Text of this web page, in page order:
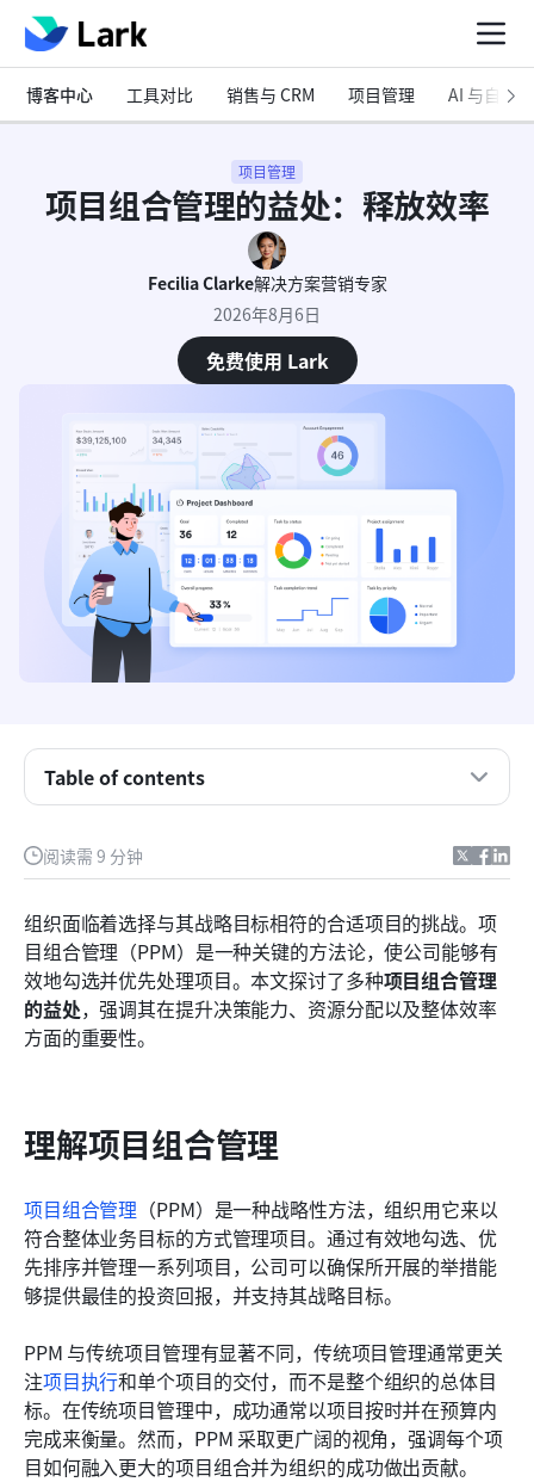
博客中心 工具对比 销售与 CRM 项目管理 AI 与自动化
项目管理
项目组合管理的益处：释放效率
Fecilia Clarke解决方案营销专家
2026年8月6日
免费使用 Lark
阅读需 9 分钟
组织面临着选择与其战略目标相符的合适项目的挑战。项
目组合管理（PPM）是一种关键的方法论，使公司能够有
效地勾选并优先处理项目。本文探讨了多种项目组合管理
的益处，强调其在提升决策能力、资源分配以及整体效率
方面的重要性。
理解项目组合管理
项目组合管理 （PPM）是一种战略性方法，组织用它来以
符合整体业务目标的方式管理项目。通过有效地勾选、优
先排序并管理一系列项目，公司可以确保所开展的举措能
够提供最佳的投资回报，并支持其战略目标。
PPM 与传统项目管理有显著不同，传统项目管理通常更关
注项目执行和单个项目的交付，而不是整个组织的总体目
标。在传统项目管理中，成功通常以项目按时并在预算内
完成来衡量。然而，PPM 采取更广阔的视角，强调每个项
目如何融入更大的项目组合并为组织的成功做出贡献。
Table of contents
理解项目组合管理
项目组合管理的核心优势
关于实施项目组合管理解决方案的见解
Lark 作为项目组合管理的解决方案
PPM最佳实践
结论
常见问题